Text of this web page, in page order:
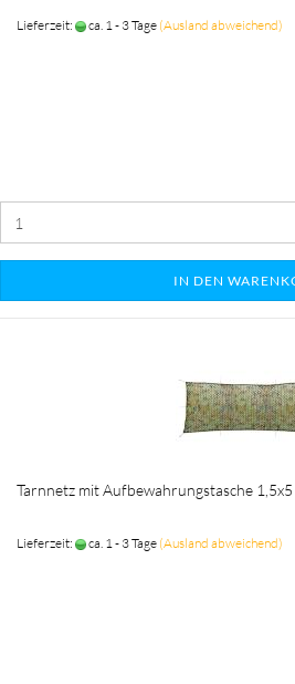
Lieferzeit: ca. 1 - 3 Tage (Ausland abweichend)
IN DEN
Tarnnetz mit Aufbewahrungstasche
Lieferzeit: ca. 1 - 3 Tage (Ausland abweichend)